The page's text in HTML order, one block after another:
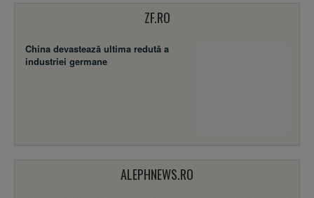
ZF.RO
China devastează ultima redută a
industriei germane
ALEPHNEWS.RO